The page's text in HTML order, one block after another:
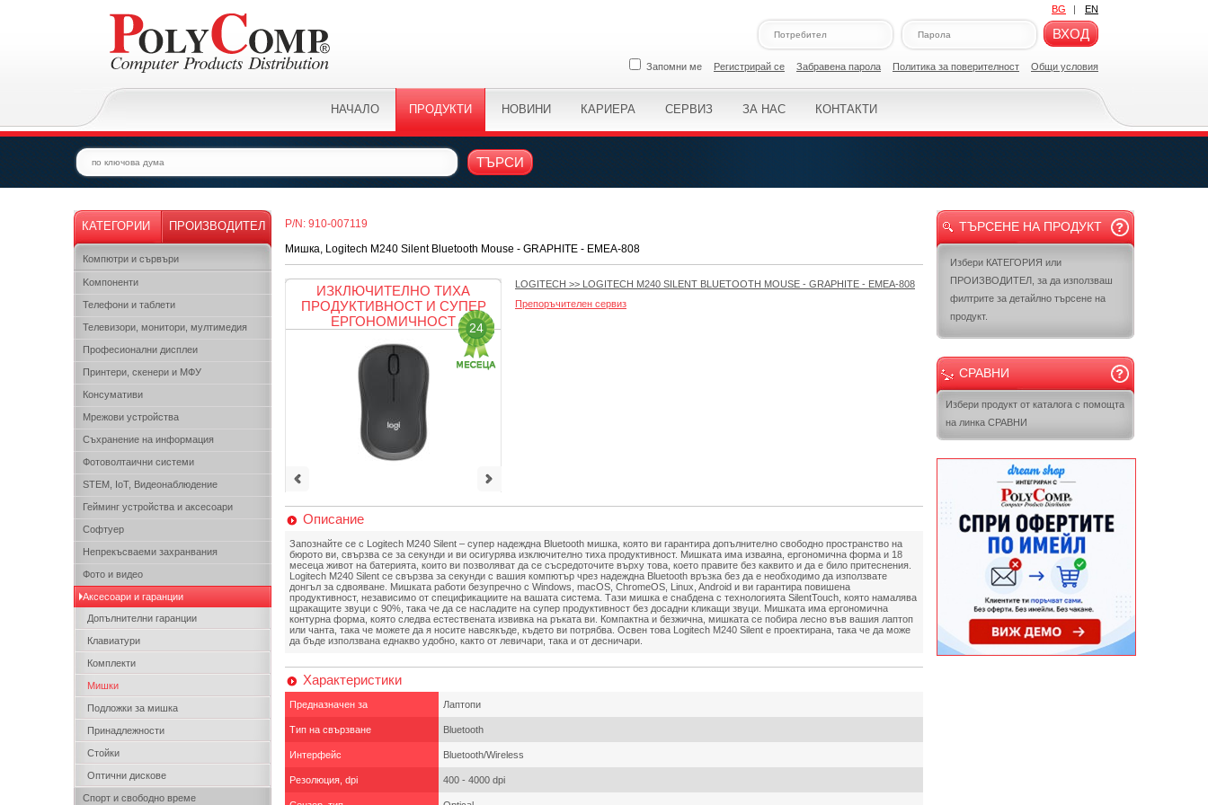
BG | EN
ВХОД
Запомни ме Регистрирай се Забравена парола Политикa за поверителност Общи условия
НАЧАЛО ПРОДУКТИ НОВИНИ КАРИЕРА СЕРВИЗ ЗА НАС КОНТАКТИ
ТЪРСИ
КАТЕГОРИИ ПРОИЗВОДИТЕЛ
Компютри и сървъри
Kомпоненти
Телефони и таблети
Телевизори, монитори, мултимедия
Професионални дисплеи
Принтери, скенери и МФУ
Консумативи
Мрежови устройства
Съхранение на информация
Фотоволтаични системи
STEM, IoT, Видеонаблюдение
Гейминг устройства и аксесоари
Софтуер
Непрекъсваеми захранвания
Фото и видео
Аксесоари и гаранции
Допълнителни гаранции
Клавиатури
Комплекти
Мишки
Подложки за мишка
Принадлежности
Стойки
Оптични дискове
Спорт и свободно време
P/N: 910-007119
Мишка, Logitech M240 Silent Bluetooth Mouse - GRAPHITE - EMEA-808
ИЗКЛЮЧИТЕЛНО ТИХА
ПРОДУКТИВНОСТ И СУПЕР
ЕРГОНОМИЧНОСТ
24
LOGITECH >> LOGITECH M240 SILENT BLUETOOTH MOUSE - GRAPHITE - EMEA-808
Препоръчителен сервиз
Описание
Запознайте се с Logitech M240 Silent – супер надеждна Bluetooth мишка, която ви гарантира допълнително свободно пространство на
бюрото ви, свързва се за секунди и ви осигурява изключително тиха продуктивност. Мишката има изваяна, ергономична форма и 18
месеца живот на батерията, които ви позволяват да се съсредоточите върху това, което правите без каквито и да е било притеснения.
Logitech M240 Silent се свързва за секунди с вашия компютър чрез надеждна Bluetooth връзка без да е необходимо да използвате
донгъл за сдвояване. Мишката работи безупречно с Windows, macOS, ChromeOS, Linux, Android и ви гарантира повишена
продуктивност, независимо от спецификациите на вашата система. Тази мишка е снабдена с технологията SilentTouch, която намалява
щракащите звуци с 90%, така че да се насладите на супер продуктивност без досадни кликащи звуци. Мишката има ергономична
контурна форма, която следва естествената извивка на ръката ви. Компактна и безжична, мишката се побира лесно във вашия лаптоп
или чанта, така че можете да я носите навсякъде, където ви потрябва. Освен това Logitech M240 Silent е проектирана, така че да може
да бъде използвана еднакво удобно, както от левичари, така и от десничари.
Характеристики
Предназначен за Лаптопи
Тип на свързване Bluetooth
Интерфейс Bluetooth/Wireless
Резолюция, dpi 400 - 4000 dpi
ТЪРСЕНЕ НА ПРОДУКТ
Избери КАТЕГОРИЯ или
ПРОИЗВОДИТЕЛ, за да използваш
филтрите за детайлно търсене на
продукт.
СРАВНИ
Избери продукт от каталога с помощта
на линка СРАВНИ